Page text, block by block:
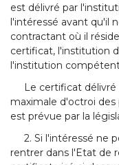
est délivré par
l'intéressé avant qu'il
contractant où il
certificat, l'institution
l'institution
Le certificat
maximale d'octroi
est prévue par la
2. Si l'intéressé ne
rentrer dans l'Etat de